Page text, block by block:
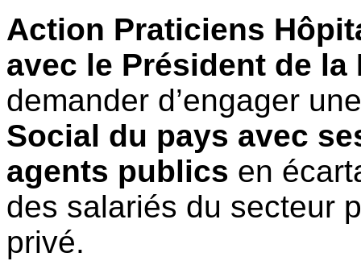
Action Praticiens
avec le Président de la
demander d’engager
Social du pays avec
agents publics en
des salariés du secteur
privé.